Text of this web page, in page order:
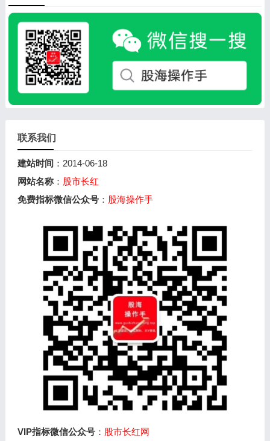
联系我们
建站时间 ：2014-06-18
网站名称： 股市长红
免费指标微信公众号： 股海操作手
VIP指标微信公众号： 股市长红网